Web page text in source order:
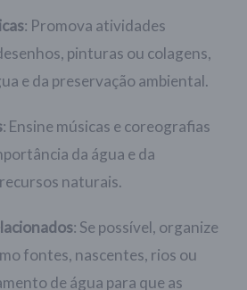
: Promova atividades
pinturas ou colagens,
e da preservação ambiental.
: Ensine músicas e coreografias
da água e da
naturais.
: Se possível, organize
fontes, nascentes, rios ou
de água para que as